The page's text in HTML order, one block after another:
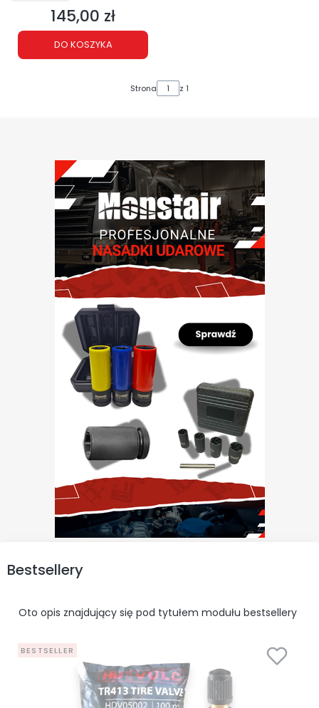
Cena
145,00 zł
DO KOSZYKA
Strona z 1
Bestsellery
Oto opis znajdujący się pod tytułem modułu bestsellery
BESTSELLER